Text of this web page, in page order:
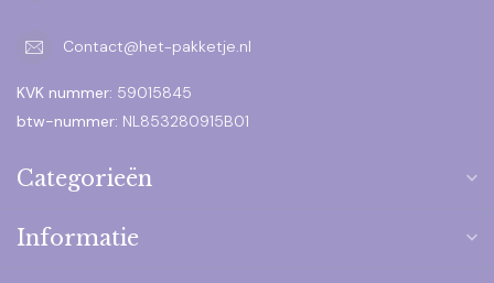
Contact@het-pakketje.nl
KVK nummer: 59015845
btw-nummer: NL853280915B01
Categorieën
Informatie